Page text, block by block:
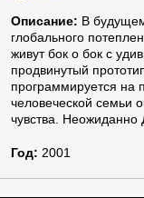
Описание: В
глобального
живут бок о бок с
продвинутый
программируется на
человеческой семьи
чувства. Неожиданно
Год: 2001